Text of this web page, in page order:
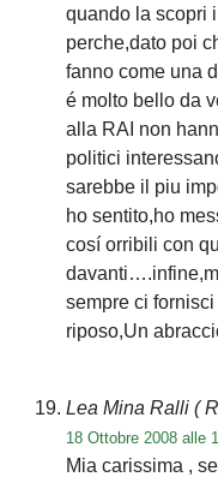
quando la scopri
perche,dato poi
fanno come una
é molto bello da
alla RAI non
politici
sarebbe il piu
ho sentito,ho
cosí orribili con
sempre ci
riposo,Un
Lea Mina Ralli (
18 Ottobre 2008 alle
Mia carissima ,